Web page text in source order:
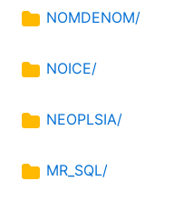
NOMDENOM/
NOICE/
NEOPLSIA/
MR_SQL/